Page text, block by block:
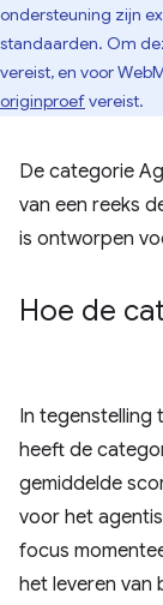
ondersteuning zijn
standaarden. Om
vereist, en voor
originproefvereist.
De categorie
van een reeks
is ontworpen
Hoe de
In tegenstelling
heeft de
gemiddelde
voor het
focus
het leveren van